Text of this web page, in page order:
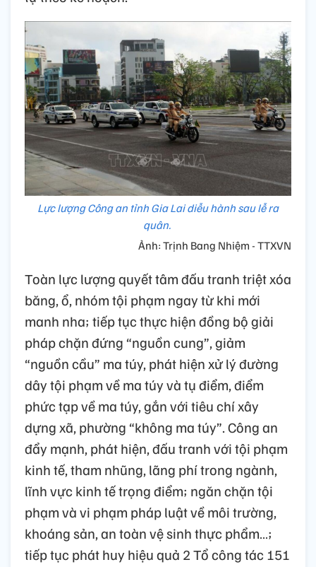
Lực lượng Công an tỉnh Gia Lai diễu hành sau lễ ra
quân.
Ảnh: Trịnh Bang Nhiệm - TTXVN
Toàn lực lượng quyết tâm đấu tranh triệt xóa
băng, ổ, nhóm tội phạm ngay từ khi mới
manh nha; tiếp tục thực hiện đồng bộ giải
pháp chặn đứng “nguồn cung”, giảm
“nguồn cầu” ma túy, phát hiện xử lý đường
dây tội phạm về ma túy và tụ điểm, điểm
phức tạp về ma túy, gắn với tiêu chí xây
dựng xã, phường “không ma túy”. Công an
đẩy mạnh, phát hiện, đấu tranh với tội phạm
kinh tế, tham nhũng, lãng phí trong ngành,
lĩnh vực kinh tế trọng điểm; ngăn chặn tội
phạm và vi phạm pháp luật về môi trường,
khoáng sản, an toàn vệ sinh thực phẩm…;
tiếp tục phát huy hiệu quả 2 Tổ công tác 151